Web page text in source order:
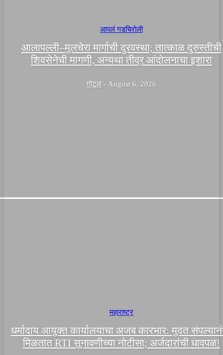
आपलं गडचिरोली
आलापल्ली–मुलचेरा मार्गाची दुरवस्था; तात्काळ दुरुस्तीची
शिवसेनेची मागणी, अन्यथा तीव्र आंदोलनाचा इशारा
गोटूल - August 6, 2026
महाराष्ट्र
धर्मादाय आयुक्त कार्यालयाचा अजब कारभार: मुदत
मिळतात RTI सुनावणीच्या नोटीसा; अर्जदारांची धावपळ!